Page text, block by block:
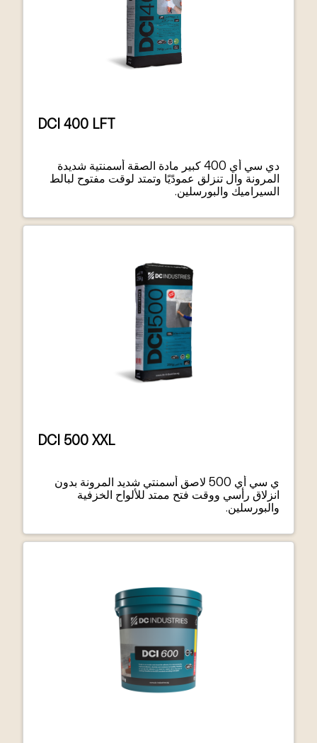
DCI 400 LFT
دي سي أي 400 كبير مادة الصقة أسمنتية شديدة
المرونة وال تنزلق عمودًيًا وتمتد لوقت مفتوح لبالط
السيراميك والبورسلين.
DCI 500 XXL
ي سي أي 500 لاصق أسمنتي شديد المرونة بدون
انزلاق رأسي ووقت فتح ممتد للألواح الخزفية
والبورسلين.